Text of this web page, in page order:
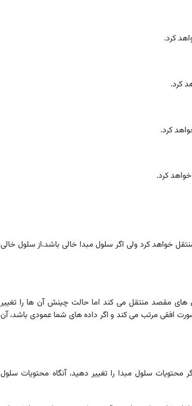
کرد.
کرد.
کرد.
خواهد کرد.
خواهد کرد ولی اگر سلول مبدا خالی باشد،از سلول خالی
های مقصد منتقل می کند اما حالت چینش آن ها را تغییر
افقی مرتب می کند و اگر داده های شما عمودی باشد، آن
سلول مبدا را تغییر دهید، آنگاه محتویات سلول